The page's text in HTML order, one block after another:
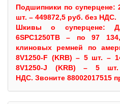
Подшипники по суперцене:
шт. – 449872,5 руб. без НДС.
Шкивыо суперцене:
6SPC1250TB – по 97
клиновых ремней по
8V1250-F (KRB) – 5 шт. –
8V1250-J (KRB) – 5
НДС. Звоните 88002017515